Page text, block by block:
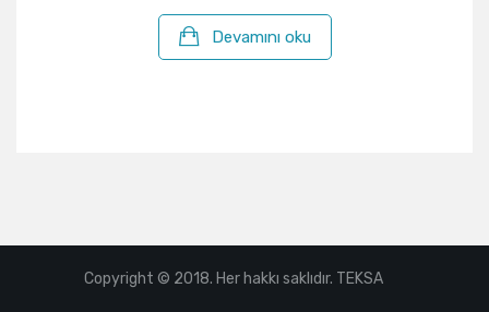
Devamını oku
Copyright © 2018. Her hakkı saklıdır. TEKSA